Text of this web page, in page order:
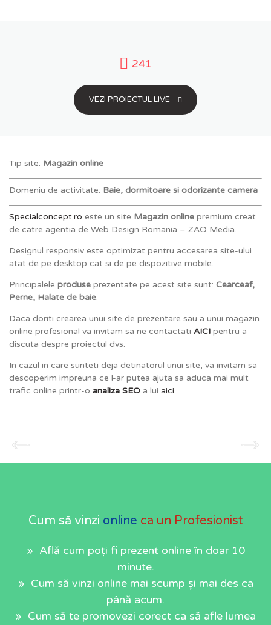
241
VEZI PROIECTUL LIVE
Tip site: Magazin online
Domeniu de activitate: Baie, dormitoare si odorizante camera
Specialconcept.ro este un site Magazin online premium creat
de catre agentia de Web Design Romania – ZAO Media.
Designul responsiv este optimizat pentru accesarea site-ului
atat de pe desktop cat si de pe dispozitive mobile.
Principalele produse prezentate pe acest site sunt: Cearceaf,
Perne, Halate de baie.
Daca doriti crearea unui site de prezentare sau a unui magazin
online profesional va invitam sa ne contactati AICI pentru a
discuta despre proiectul dvs.
In cazul in care sunteti deja detinatorul unui site, va invitam sa
descoperim impreuna ce l-ar putea ajuta sa aduca mai mult
trafic online printr-o analiza SEO a lui aici.
Cum să vinzi online ca un Profesionist
» Află cum poți fi prezent online în doar 10
minute.
» Cum să vinzi online mai scump și mai des ca
până acum.
» Cum să te promovezi corect ca să afle lumea